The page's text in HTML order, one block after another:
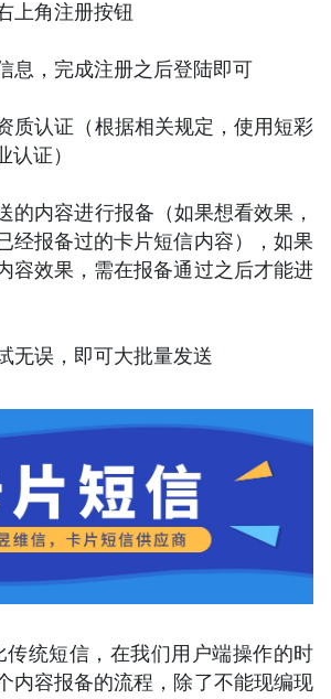
上角注册按钮
息，完成注册之后登陆即可
质认证（根据相关规定，使用短彩
认证）
的内容进行报备（如果想看效果，
经报备过的卡片短信内容），如果
容效果，需在报备通过之后才能进
无误，即可大批量发送
传统短信，在我们用户端操作的时
内容报备的流程，除了不能现编现